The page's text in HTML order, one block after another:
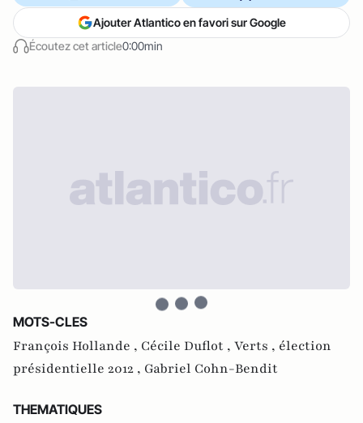
Écoutez cet article0:00min
Ajouter Atlantico en favori sur Google
MOTS-CLES
François Hollande , Cécile Duflot , Verts , élection
présidentielle 2012 , Gabriel Cohn-Bendit
THEMATIQUES